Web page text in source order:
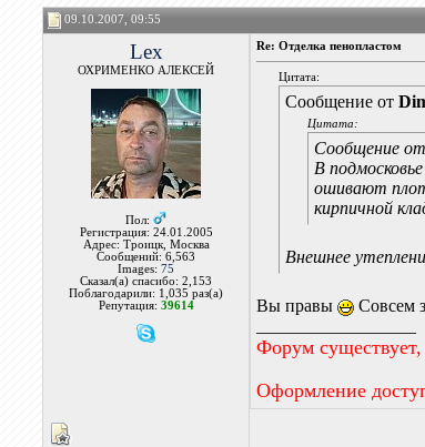
09.10.2007, 09:55
Lex
ОХРИМЕНКО АЛЕКСЕЙ
Пол:
Регистрация: 24.01.2005
Адрес: Троицк, Москва
Сообщений: 6,563
Images:75
Сказал(а) спасибо: 2,153
Поблагодарили: 1,035 раз(а)
Репутация: 39614
Re: Отделка пенопластом
Цитата:
Сообщение от
Цитата:
Сообщение
В
ошивают
кирпичной
Внешнее
Вы правы
Совсем
Форум
Оформление